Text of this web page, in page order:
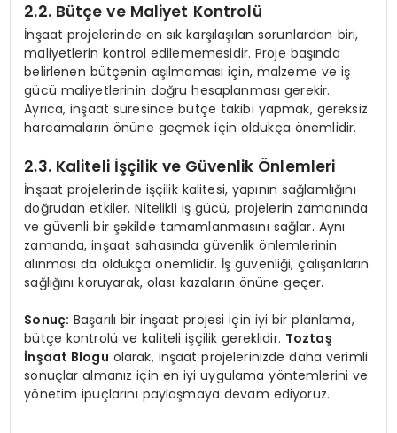
2.2. Bütçe ve Maliyet Kontrolü
İnşaat projelerinde en sık karşılaşılan sorunlardan biri,
maliyetlerin kontrol edilememesidir. Proje başında
belirlenen bütçenin aşılmaması için, malzeme ve iş
gücü maliyetlerinin doğru hesaplanması gerekir.
Ayrıca, inşaat süresince bütçe takibi yapmak, gereksiz
harcamaların önüne geçmek için oldukça önemlidir.
2.3. Kaliteli İşçilik ve Güvenlik Önlemleri
İnşaat projelerinde işçilik kalitesi, yapının sağlamlığını
doğrudan etkiler. Nitelikli iş gücü, projelerin zamanında
ve güvenli bir şekilde tamamlanmasını sağlar. Aynı
zamanda, inşaat sahasında güvenlik önlemlerinin
alınması da oldukça önemlidir. İş güvenliği, çalışanların
sağlığını koruyarak, olası kazaların önüne geçer.
Sonuç: Başarılı bir inşaat projesi için iyi bir planlama,
bütçe kontrolü ve kaliteli işçilik gereklidir. Toztaş
İnşaat Blogu olarak, inşaat projelerinizde daha verimli
sonuçlar almanız için en iyi uygulama yöntemlerini ve
yönetim ipuçlarını paylaşmaya devam ediyoruz.